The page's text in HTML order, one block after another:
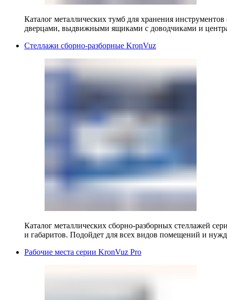
Каталог металлических тумб для хранения
дверцами, выдвижными ящиками с доводчиками и
Стеллажи сборно-разборные KronVuz
Каталог металлических сборно-разборных стеллажей
и габаритов. Подойдет для всех видов помещений и
Рабочие места серии KronVuz Pro